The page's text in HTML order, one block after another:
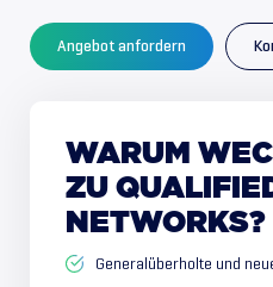
Angebot anfordern
WARUM
ZU
NETWORKS?
Generalüberholte und